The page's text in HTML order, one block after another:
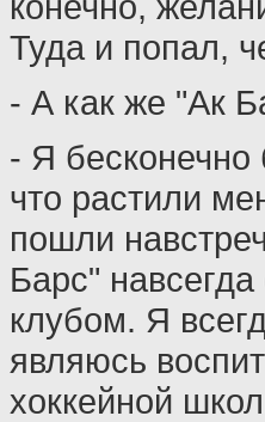
Туда и попал,
- А как же "Ак
- Я бесконечно
что растили
пошли
Барс"
клубом. Я
являюсь
хоккейной